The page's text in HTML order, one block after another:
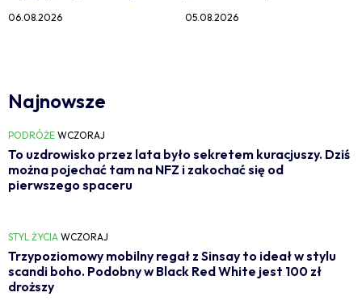
06.08.2026 05.08.2026
Najnowsze
PODRÓŻE WCZORAJ
To uzdrowisko przez lata było sekretem kuracjuszy. Dziś
można pojechać tam na NFZ i zakochać się od
pierwszego spaceru
STYL ŻYCIA WCZORAJ
Trzypoziomowy mobilny regał z Sinsay to ideał w stylu
scandi boho. Podobny w Black Red White jest 100 zł
droższy